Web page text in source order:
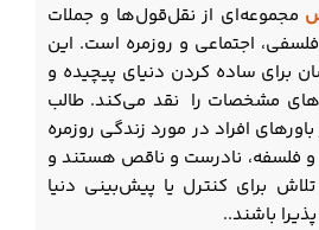
مجموعه‌ای از نقل‌قول‌ها و جملات
اجتماعی و روزمره است. این
برای ساده کردن دنیای پیچیده و
مشخصات را نقد می‌کند. طالب
افراد در مورد زندگی روزمره
و فلسفه، نادرست و ناقص هستند و
برای کنترل یا پیش‌بینی دنیا
باشند..